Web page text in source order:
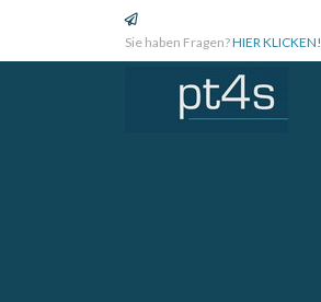
Sie haben Fragen?HIER KLICKEN!